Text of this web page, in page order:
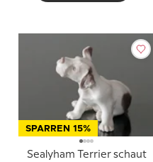
SPARREN 15%
Sealyham Terrier schaut